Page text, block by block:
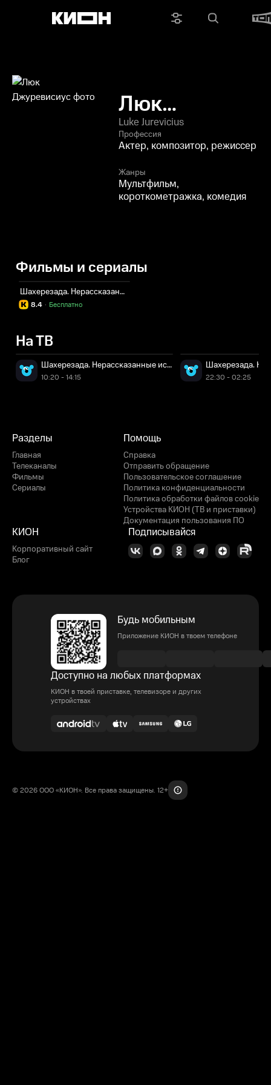
Люк
Джуревисиус
Luke Jurevicius
Профессия
Актер, композитор, режиссер
Жанры
Мультфильм,
короткометражка, комедия
Фильмы и сериалы
Шахерезада. Нерассказанные истории
8.4 Бесплатно
·
На ТВ
Шахерезада. Нерассказанные истории
10:20 - 14:15
Шахерезада.
22:30 - 02:25
Разделы
Главная
Телеканалы
Фильмы
Сериалы
Помощь
Справка
Отправить обращение
Пользовательское соглашение
Политика конфиденциальности
Политика обработки файлов cookie
Устройства КИОН (ТВ и приставки)
Документация пользования ПО
КИОН
Корпоративный сайт
Блог
Подписывайся
Будь мобильным
Приложение КИОН в твоем телефоне
Доступно на любых платформах
КИОН в твоей приставке, телевизоре и других
устройствах
© 2026 ООО «КИОН». Все права защищены. 12+